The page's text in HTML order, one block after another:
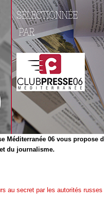
Méditerranée 06 vous propose
du journalisme.
au secret par les autorités russes